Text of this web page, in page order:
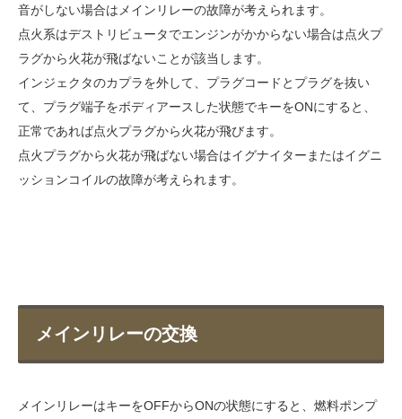
音がしない場合はメインリレーの故障が考えられます。
点火系はデストリビュータでエンジンがかからない場合は点火プ
ラグから火花が飛ばないことが該当します。
インジェクタのカプラを外して、プラグコードとプラグを抜い
て、プラグ端子をボディアースした状態でキーをONにすると、
正常であれば点火プラグから火花が飛びます。
点火プラグから火花が飛ばない場合はイグナイターまたはイグニ
ッションコイルの故障が考えられます。
メインリレーの交換
メインリレーはキーをOFFからONの状態にすると、燃料ポンプ